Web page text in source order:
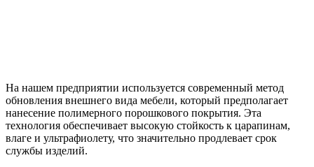
На нашем предприятии используется современный метод
обновления внешнего вида мебели, который предполагает
нанесение полимерного порошкового покрытия. Эта
технология обеспечивает высокую стойкость к царапинам,
влаге и ультрафиолету, что значительно продлевает срок
службы изделий.